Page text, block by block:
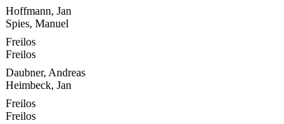
Hoffmann, Jan
Spies, Manuel
Freilos
Freilos
Daubner, Andreas
Heimbeck, Jan
Freilos
Freilos